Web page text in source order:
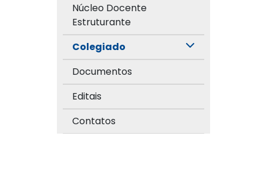
Núcleo Docente
Estruturante
Colegiado
Documentos
Editais
Contatos